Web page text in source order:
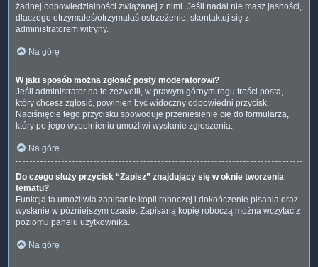
żadnej odpowiedzialności związanej z nimi. Jeśli nadal nie masz jasności,
dlaczego otrzymałeś/otrzymałaś ostrzeżenie, skontaktuj się z
administratorem witryny.
Na górę
W jaki sposób można zgłosić posty moderatorowi?
Jeśli administrator na to zezwolił, w prawym górnym rogu treści posta,
który chcesz zgłosić, powinien być widoczny odpowiedni przycisk.
Naciśnięcie tego przycisku spowoduje przeniesienie cię do formularza,
który po jego wypełnieniu umożliwi wysłanie zgłoszenia.
Na górę
Do czego służy przycisk “Zapisz” znajdujący się w oknie tworzenia
tematu?
Funkcja ta umożliwia zapisanie kopii roboczej i dokończenie pisania oraz
wysłanie w późniejszym czasie. Zapisaną kopię roboczą można wczytać z
poziomu panelu użytkownika.
Na górę